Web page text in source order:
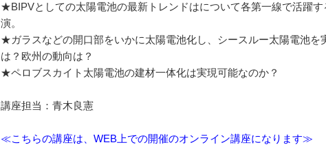
★BIPVとしての太陽電池の最新トレンドはについて各第一線で活躍
演。
★ガラスなどの開口部をいかに太陽電池化し、シースルー太陽電池を
は？欧州の動向は？
★ペロブスカイト太陽電池の建材一体化は実現可能なのか？
講座担当：青木良憲
≪こちらの講座は、WEB上での開催のオンライン講座になります≫